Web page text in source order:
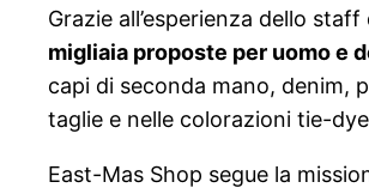
Grazie all’esperienza dello
migliaia proposte per uomo e
capi di seconda mano, denim,
taglie e nelle colorazioni tie-
East-Mas Shop segue la